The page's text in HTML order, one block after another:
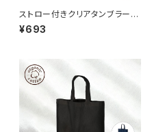
ストロー付きクリアタンブラー
MG
¥693